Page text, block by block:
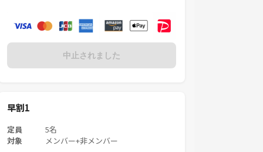
中止されました
早割1
定員 5名
対象 メンバー+非メンバー